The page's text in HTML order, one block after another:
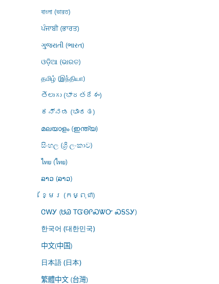
বাংলা (ভারত)
ਪੰਜਾਬੀ (ਭਾਰਤ)
ગુજરાતી (ભારત)
ଓଡ଼ିଆ (ଭାରତ)
தமிழ் (இந்தியா)
తెలుగు (భారతదేశం)
ಕನ್ನಡ (ಭಾರತ)
മലയാളം (ഇന്ത്യ)
සිංහල (ශ්‍රී ලංකාව)
ไทย (ไทย)
ລາວ (ລາວ)
ខ្មែរ (កម្ពុជា)
ᏣᎳᎩ (ᏌᏊ ᎢᏳᎾᎵᏍᏔᏅ ᏍᎦᏚᎩ)
한국어 (대한민국)
中文(中国)
日本語 (日本)
繁體中文 (台灣)